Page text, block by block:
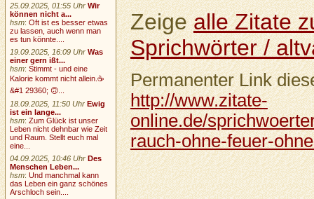
Zeigealle Zitate
Sprichwörter /
Permanenter Link
http://www.zitate-
online.de/
rauch-ohne-feuer-
25.09.2025, 01:55 Uhr Wir
können nicht a...
hsm:Oft ist es besser etwas
zu lassen, auch wenn man
es tun könnte....
19.09.2025, 16:09 Uhr Was
einer gern ißt...
hsm:Stimmt - und eine
Kalorie kommt nicht allein.☕
&#1 29360; 🙃...
18.09.2025, 11:50 Uhr Ewig
ist ein lange...
hsm:Zum Glück ist unser
Leben nicht dehnbar wie Zeit
und Raum. Stellt euch mal
eine...
04.09.2025, 10:46 Uhr Des
Menschen Leben...
hsm:Und manchmal kann
das Leben ein ganz schönes
Arschloch sein....